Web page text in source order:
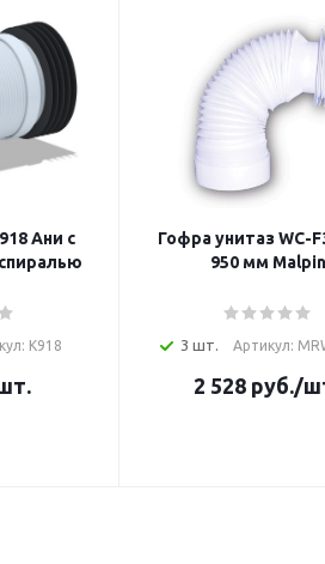
Ани с
К918
Гофра унитаз WC-
950 мм Malpin
3 шт. Артикул:
2 528 руб./